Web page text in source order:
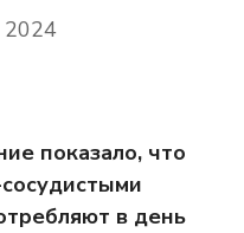
2024
показало, что
в день